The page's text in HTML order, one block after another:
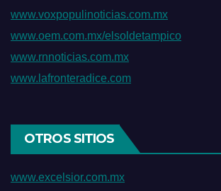
www.voxpopulinoticias.com.mx
www.oem.com.mx/elsoldetampico
www.rnnoticias.com.mx
www.lafronteradice.com
OTROS SITIOS
www.excelsior.com.mx